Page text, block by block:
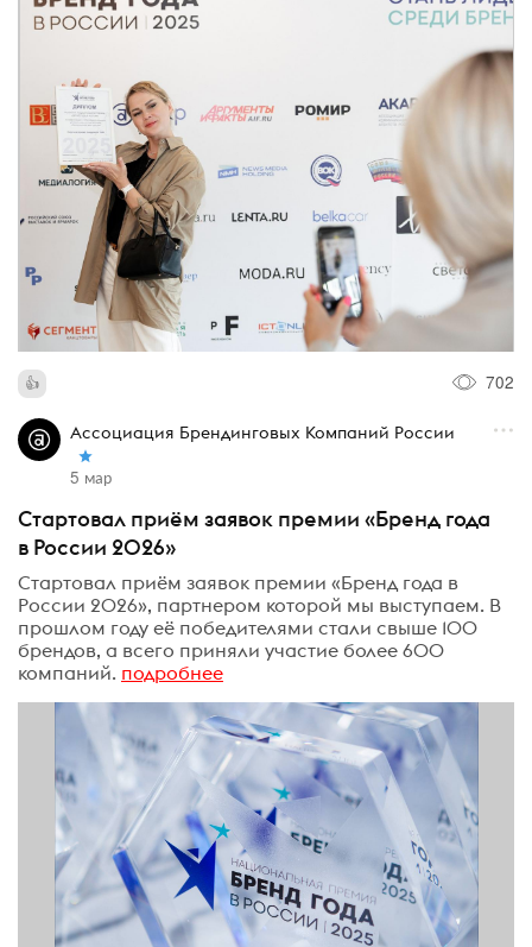
702
Ассоциация Брендинговых Компаний России
5 мар
Стартовал приём заявок премии «Бренд года
в России 2026»
Стартовал приём заявок премии «Бренд года в
России 2026», партнером которой мы выступаем. В
прошлом году её победителями стали свыше 100
брендов, а всего приняли участие более 600
компаний. подробнее